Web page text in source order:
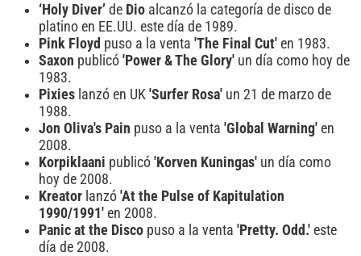
‘Holy Diver’ de Dio alcanzó la categoría de disco de
platino en EE.UU. este día de 1989.
Pink Floyd puso a la venta 'The Final Cut' en 1983.
Saxon publicó 'Power & The Glory' un día como hoy de
1983.
Pixies lanzó en UK 'Surfer Rosa' un 21 de marzo de
1988.
Jon Oliva's Pain puso a la venta 'Global Warning' en
2008.
Korpiklaani publicó 'Korven Kuningas' un día como
hoy de 2008.
Kreator lanzó 'At the Pulse of Kapitulation
1990/1991' en 2008.
Panic at the Disco puso a la venta 'Pretty. Odd.' este
día de 2008.